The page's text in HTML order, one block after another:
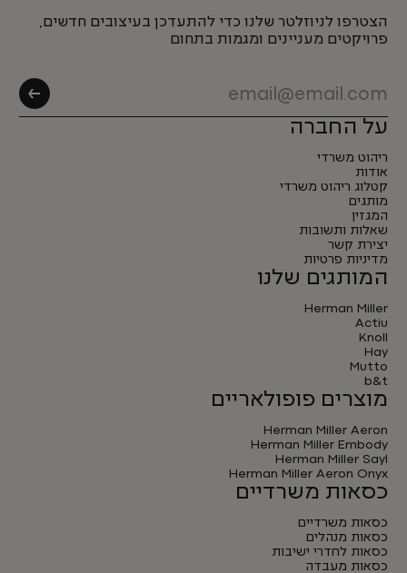
הצטרפו לניוזלטר שלנו כדי להתעדכן בעיצובים חדשים,
פרויקטים מעניינים ומגמות בתחום
על החברה
ריהוט משרדי
אודות
קטלוג ריהוט משרדי
מותגים
המגזין
שאלות ותשובות
יצירת קשר
מדיניות פרטיות
המותגים שלנו
Herman Miller
Actiu
Knoll
Hay
Mutto
b&t
מוצרים פופולאריים
Herman Miller Aeron
Herman Miller Embody
Herman Miller Sayl
Herman Miller Aeron Onyx
כסאות משרדיים
כסאות משרדיים
כסאות מנהלים
כסאות לחדרי ישיבות
כסאות מעבדה